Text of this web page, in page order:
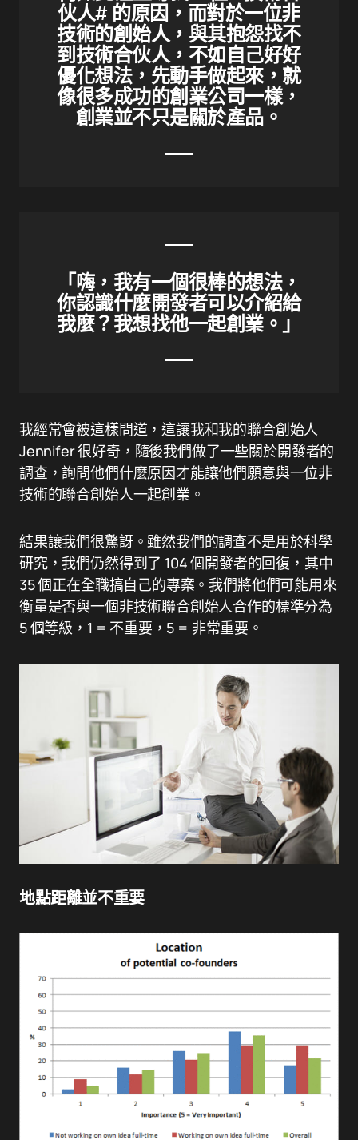
伙人# 的原因，而對於一位非
技術的創始人，與其抱怨找不
到技術合伙人，不如自己好好
優化想法，先動手做起來，就
像很多成功的創業公司一樣，
創業並不只是關於產品。
「嗨，我有一個很棒的想法，
你認識什麼開發者可以介紹給
我麼？我想找他一起創業。」
我經常會被這樣問道，這讓我和我的聯合創始人
Jennifer 很好奇，隨後我們做了一些關於開發者的
調查，詢問他們什麼原因才能讓他們願意與一位非
技術的聯合創始人一起創業。
結果讓我們很驚訝。雖然我們的調查不是用於科學
研究，我們仍然得到了 104 個開發者的回復，其中
35 個正在全職搞自己的專案。我們將他們可能用來
衡量是否與一個非技術聯合創始人合作的標準分為
5 個等級，1 = 不重要，5 = 非常重要。
地點距離並不重要